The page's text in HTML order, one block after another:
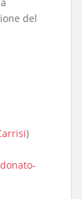
del
)